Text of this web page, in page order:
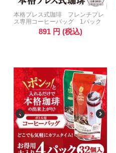
本格プレス式珈琲 フレンチプレ
ス専用コーヒーバッグ 1パック
891 円 (税込)